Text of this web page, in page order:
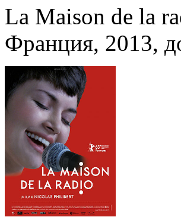
La Maison de la
Франция, 2013,